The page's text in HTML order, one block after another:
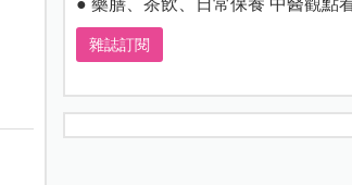
● 藥膳、茶飲、日常保養 中醫觀點
雜誌訂閱